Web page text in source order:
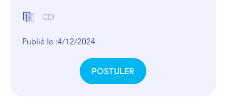
CDI
Publié le :4/12/2024
POSTULER